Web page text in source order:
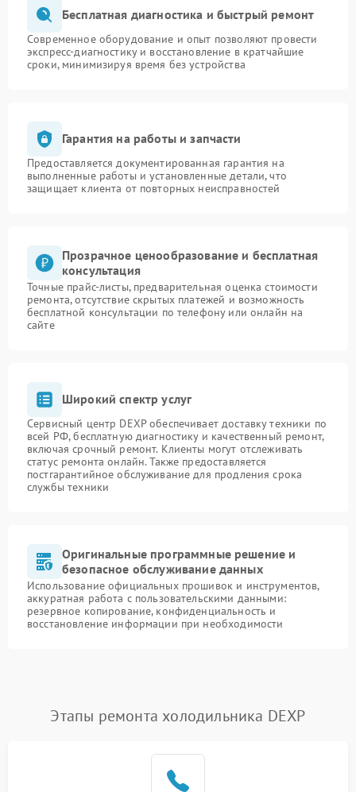
Бесплатная диагностика и быстрый ремонт
Современное оборудование и опыт позволяют провести
экспресс-диагностику и восстановление в кратчайшие
сроки, минимизируя время без устройства
Гарантия на работы и запчасти
Предоставляется документированная гарантия на
выполненные работы и установленные детали, что
защищает клиента от повторных неисправностей
Прозрачное ценообразование и бесплатная
консультация
Точные прайс-листы, предварительная оценка стоимости
ремонта, отсутствие скрытых платежей и возможность
бесплатной консультации по телефону или онлайн на
сайте
Широкий спектр услуг
Сервисный центр DEXP обеспечивает доставку техники по
всей РФ, бесплатную диагностику и качественный ремонт,
включая срочный ремонт. Клиенты могут отслеживать
статус ремонта онлайн. Также предоставляется
постгарантийное обслуживание для продления срока
службы техники
Оригинальные программные решение и
безопасное обслуживание данных
Использование официальных прошивок и инструментов,
аккуратная работа с пользовательскими данными:
резервное копирование, конфиденциальность и
восстановление информации при необходимости
Этапы ремонта холодильника DEXP